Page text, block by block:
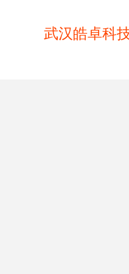
武汉皓卓科